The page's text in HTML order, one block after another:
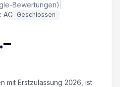
Bewertungen)
AG
Geschlossen
mit Erstzulassung 2026, ist